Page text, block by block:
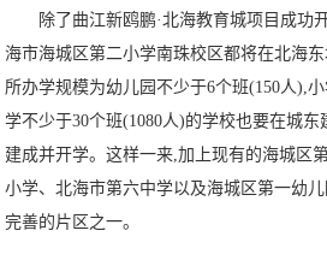
除了曲江新鸥鹏·北海教育城项目成功
海市海城区第二小学南珠校区都将在北海
所办学规模为幼儿园不少于6个班(150人),
学不少于30个班(1080人)的学校也要在城
建成并开学。这样一来,加上现有的海城区
小学、北海市第六中学以及海城区第一幼
完善的片区之一。